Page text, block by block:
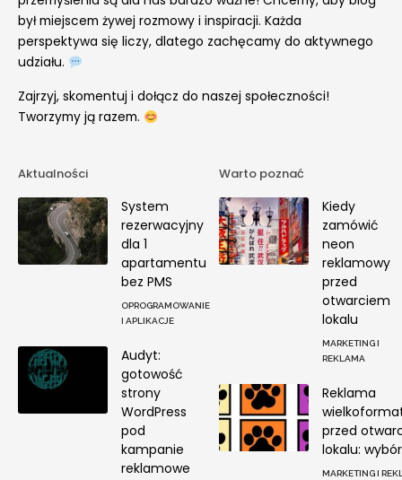
był miejscem żywej rozmowy i inspiracji. Każda
perspektywa się liczy, dlatego zachęcamy do aktywnego
udziału.
Zajrzyj, skomentuj i dołącz do naszej społeczności!
Tworzymy ją razem.
Aktualności
System
rezerwacyjny
dla 1
apartamentu
bez PMS
OPROGRAMOWANIE
I APLIKACJE
Audyt:
gotowość
strony
WordPress
pod
kampanie
reklamowe
Warto poznać
Kiedy
zamówić
neon
reklamowy
przed
otwarciem
lokalu
MARKETING I
REKLAMA
Reklama
przed
lokalu: wybór
MARKETING I